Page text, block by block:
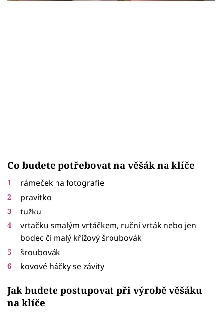
Co budete potřebovat na věšák na klíče
rámeček na fotografie
pravítko
tužku
vrtačku smalým vrtáčkem, ruční vrták nebo jen
bodec či malý křížový šroubovák
šroubovák
kovové háčky se závity
Jak budete postupovat při výrobě věšáku
na klíče